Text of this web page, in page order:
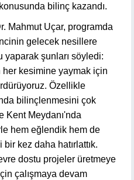
bilinç kazandı.
Mahmut Uçar, programda
gelecek nesillere
yaparak şunları söyledi:
her kesimine yaymak için
Özellikle
bilinçlenmesini çok
Kent Meydanı'nda
hem eğlendik hem de
kez daha hatırlattık.
dostu projeler üretmeye
çalışmaya devam